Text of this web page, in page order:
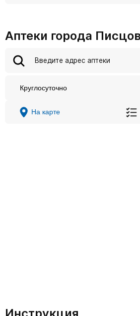
Аптеки города
Круглосуточно
На карте